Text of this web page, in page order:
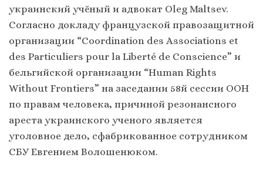
украинский учёный и адвокат Oleg Maltsev.
Согласно докладу французской правозащитной
организации “Coordination des Associations et
des Particuliers pour la Liberté de Conscience” и
бельгийской организации “Human Rights
Without Frontiers” на заседании 58й сессии ООН
по правам человека, причиной резонансного
ареста украинского ученого является
уголовное дело, сфабрикованное сотрудником
СБУ Евгением Волошенюком.